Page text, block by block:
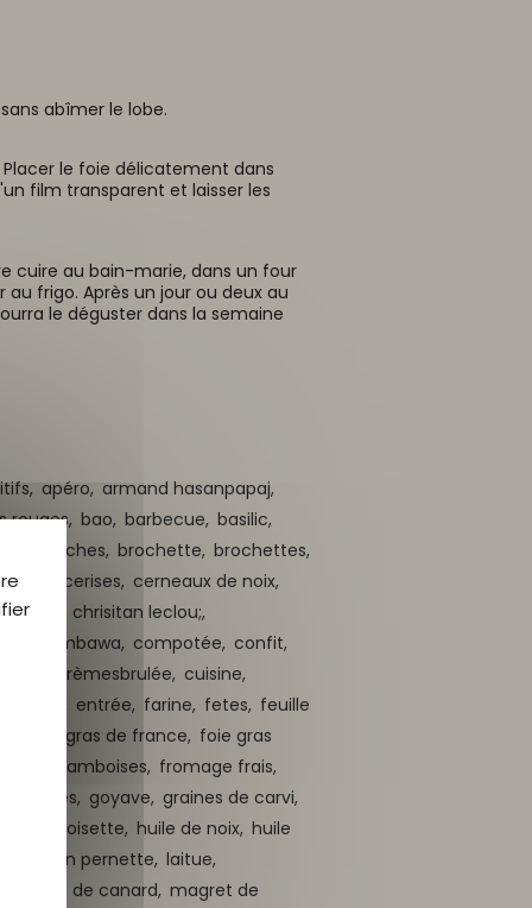
abîmer le lobe.
le foie délicatement dans
film transparent et laisser les
cuire au bain-marie, dans un four
frigo. Après un jour ou deux au
le déguster dans la semaine
apéro, armand hasanpapaj,
rouges, bao, barbecue, basilic,
brioches, brochette, brochettes,
cerise, cerises, cerneaux de noix,
vert,
chrisitan leclou;,
combawa, compotée, confit,
crèmesbrulée, cuisine,
entrée, farine, fetes, feuille
foie gras de france, foie gras
framboises, fromage frais,
girolles, goyave, graines de carvi,
de noisette, huile de noix, huile
kévin pernette, laitue,
magret de canard, magret de